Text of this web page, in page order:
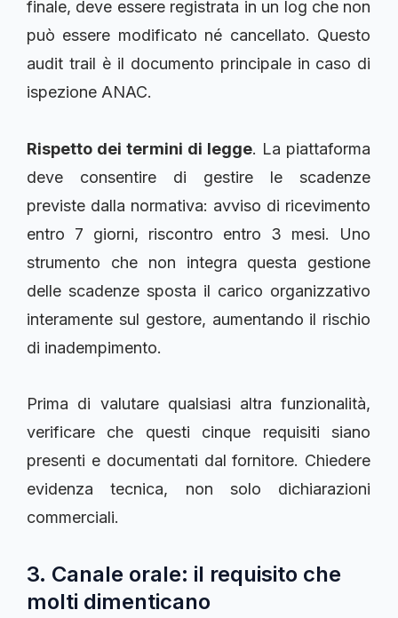
finale, deve essere registrata in un log che non
può essere modificato né cancellato. Questo
audit trail è il documento principale in caso di
ispezione ANAC.
Rispetto dei termini di legge. La piattaforma
deve consentire di gestire le scadenze
previste dalla normativa: avviso di ricevimento
entro 7 giorni, riscontro entro 3 mesi. Uno
strumento che non integra questa gestione
delle scadenze sposta il carico organizzativo
interamente sul gestore, aumentando il rischio
di inadempimento.
Prima di valutare qualsiasi altra funzionalità,
verificare che questi cinque requisiti siano
presenti e documentati dal fornitore. Chiedere
evidenza tecnica, non solo dichiarazioni
commerciali.
3. Canale orale: il requisito che
molti dimenticano